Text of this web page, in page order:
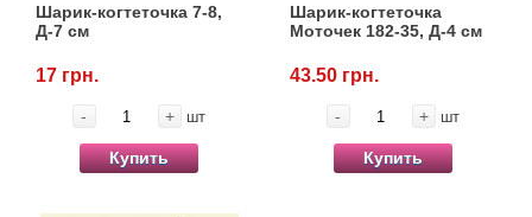
Шарик-когтеточка 7-8,
Д-7 см
17 грн.
- + шт
Купить
Шарик-когтеточка
Моточек 182-35, Д-4 см
43.50 грн.
- + шт
Купить